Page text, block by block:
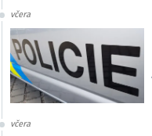
včera
včera